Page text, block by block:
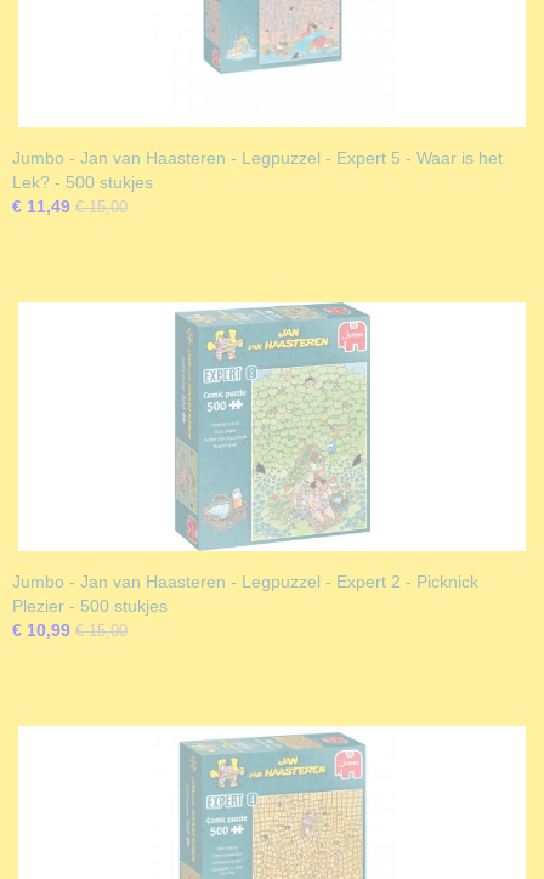
Jumbo - Jan van Haasteren - Legpuzzel - Expert 5 - Waar is het
Lek? - 500 stukjes
€ 11,49 € 15,00
Jumbo - Jan van Haasteren - Legpuzzel - Expert 2 - Picknick
Plezier - 500 stukjes
€ 10,99 € 15,00